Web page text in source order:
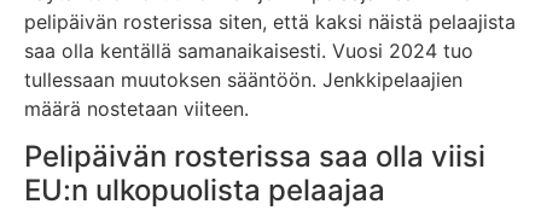
pelipäivän rosterissa siten, että kaksi näistä pelaajista
saa olla kentällä samanaikaisesti. Vuosi 2024 tuo
tullessaan muutoksen sääntöön. Jenkkipelaajien
määrä nostetaan viiteen.
Pelipäivän rosterissa saa olla viisi
EU:n ulkopuolista pelaajaa